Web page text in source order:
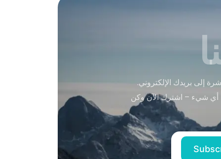
إلى بريدك الإلكتروني.
أي شيء – اشترك الآن وكن